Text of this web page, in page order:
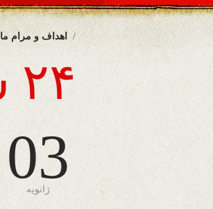
اهداف و مرام ما
۲۴ ساعت
03
ژانویه